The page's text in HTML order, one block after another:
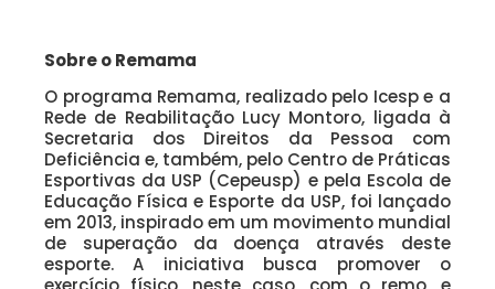
Sobre o Remama
O programa Remama, realizado pelo Icesp e a
Rede de Reabilitação Lucy Montoro, ligada à
Secretaria dos Direitos da Pessoa com
Deficiência e, também, pelo Centro de Práticas
Esportivas da USP (Cepeusp) e pela Escola de
Educação Física e Esporte da USP, foi lançado
em 2013, inspirado em um movimento mundial
de superação da doença através deste
esporte. A iniciativa busca promover o